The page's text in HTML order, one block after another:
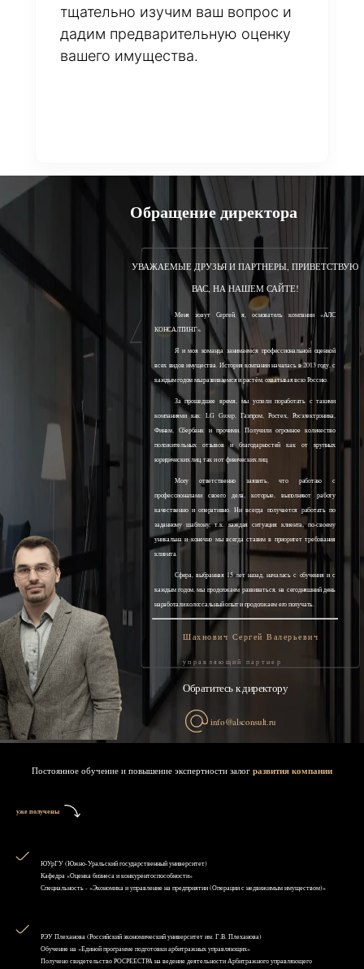
тщательно изучим ваш вопрос и
дадим предварительную оценку
вашего имущества.
Обращение директора
УВАЖАЕМЫЕ ДРУЗЬЯ И ПАРТНЕРЫ, ПРИВЕТСТВУЮ
ВАС, НА НАШЕМ САЙТЕ!
Меня зовут Сергей, я, основатель компании «АЛС
КОНСАЛТИНГ».
Я и моя команда занимаемся профессиональной оценкой
всех видов имущества. История компании началась в 2013 году, с
каждым годом мы развиваемся и растём, охватывая всю Россию.
За прошедшее время, мы успели поработать с такими
компаниями как: LG Group, Газпром, Ростех, Росэлектроника,
Финам, Сбербанк и прочими. Получили огромное количество
положительных отзывов и благодарностей как от крупных
юридических лиц, так и от физических лиц.
Могу ответственно заявить, что работаю с
профессионалами своего дела, которые, выполняют работу
качественно и оперативно. Ни всегда получается работать по
заданному шаблону, т.к. каждая ситуация клиента, по-своему
уникальна и конечно мы всегда ставим в приоритет требования
клиента.
Сфера, выбранная 15 лет назад, началась с обучения и с
каждым годом, мы продолжаем развиваться, на сегодняшний день
наработали колоссальный опыт и продолжаем его получать.
Шахнович Сергей Валерьевич
управляющий партнер
Обратитесь к директору
info@alsconsult.ru
Постоянное обучение и повышение экспертности залог развития компании
уже получены
ЮУрГУ (Южно-Уральский государственный университет)
Кафедра «Оценка бизнеса и конкурентоспособности»
Специальность - «Экономика и управление на предприятии (Операции с недвижимым имуществом)»
РЭУ Плеханова (Российский экономический университет им. Г.В. Плеханова)
Обучение на «Единой программе подготовки арбитражных управляющих»
Получено свидетельство РОСРЕЕСТРА на ведение деятельности Арбитражного управляющего